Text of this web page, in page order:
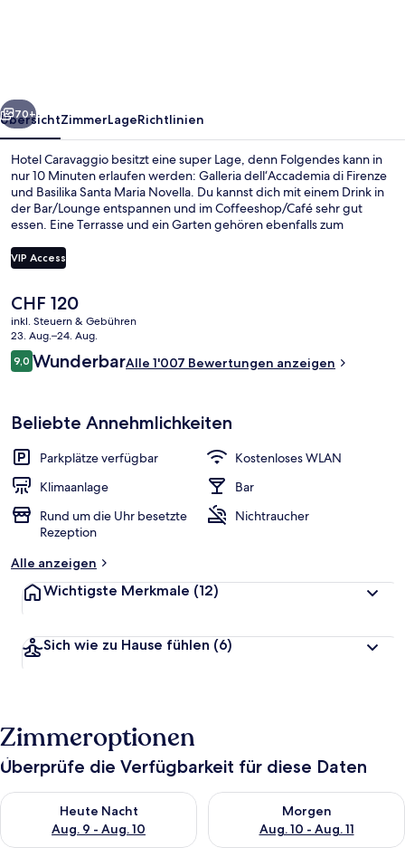
Weiter
70+
ÜbersichtZimmerLageRichtlinien
Hotel Caravaggio besitzt eine super Lage, denn Folgendes kann in
nur 10 Minuten erlaufen werden: Galleria dell‘Accademia di Firenze
und Basilika Santa Maria Novella. Du kannst dich mit einem Drink in
der Bar/Lounge entspannen und im Coffeeshop/Café sehr gut
essen. Eine Terrasse und ein Garten gehören ebenfalls zum
der allgemeine Zustand sehr gut. Die Unterkunft ist nur einen
kurzen Fußmarsch von den öffentlichen Verkehrsmitteln entfernt:
bzw. 7 Minuten (Straßenbahnhaltestelle San Marco University).
VIP Access
Der
aktuelle
Preis
beträgt
CHF 120.
CHF 120
inkl. Steuern & Gebühren
23. Aug.–24. Aug.
Bewertungen
9,09,0 von 10.
WunderbarAlle 1'007 Bewertungen anzeigen
Beliebte Annehmlichkeiten
Parkplätze verfügbar
Kostenloses WLAN
Klimaanlage
Bar
Rund um die Uhr besetzte
Rezeption
Nichtraucher
Alle anzeigen
Wichtigste Merkmale (12)
Sich wie zu Hause fühlen (6)
Zimmeroptionen
Überprüfe die Verfügbarkeit für diese Daten
Heute Nacht
Aug. 9 - Aug. 10
Überprüfe die Verfügbarkeit für heute Nacht, Aug. 9 - Aug.
Morgen
Aug. 10 - Aug. 11
Überprüfe die Verfügbarkeit